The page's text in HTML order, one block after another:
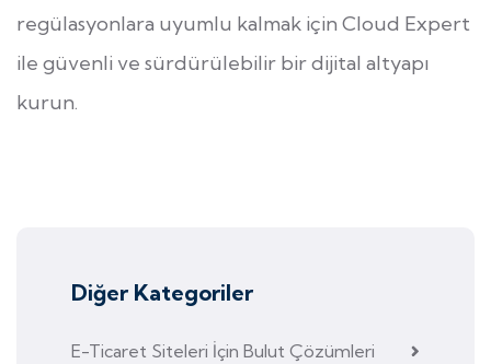
regülasyonlara uyumlu kalmak için Cloud Expert
ile güvenli ve sürdürülebilir bir dijital altyapı
kurun.
Diğer Kategoriler
E-Ticaret Siteleri İçin Bulut Çözümleri